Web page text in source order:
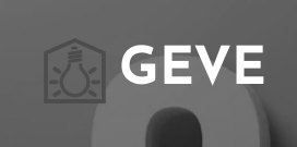
GEVE